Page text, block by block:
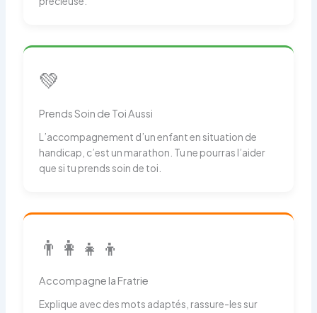
💚
Prends Soin de Toi Aussi
L’accompagnement d’un enfant en situation de
handicap, c’est un marathon. Tu ne pourras l’aider
que si tu prends soin de toi.
👨‍👩‍👧‍👦
Accompagne la Fratrie
Explique avec des mots adaptés, rassure-les sur